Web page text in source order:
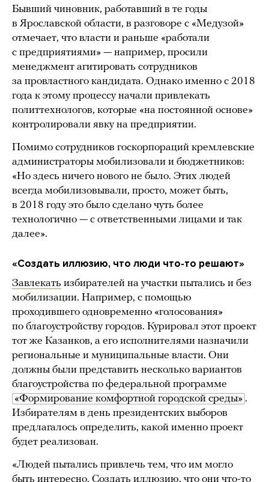
Бывший чиновник, работавший в те годы
в Ярославской области, в разговоре с «Медузой»
отмечает, что власти и раньше «работали
с предприятиями» — например, просили
менеджмент агитировать сотрудников
за провластного кандидата. Однако именно с 2018
года к этому процессу начали привлекать
политтехнологов, которые «на постоянной основе»
контролировали явку на предприятии.
Помимо сотрудников госкорпораций кремлевские
администраторы мобилизовали и бюджетников:
«Но здесь ничего нового не было. Этих людей
всегда мобилизовывали, просто, может быть,
в 2018 году это было сделано чуть более
технологично — с ответственными лицами и так
далее».
«Создать иллюзию, что люди что-то решают»
Завлекать избирателей на участки пытались и без
мобилизации. Например, с помощью
проходившего одновременно «голосования»
по благоустройству городов. Курировал этот проект
тот же Казанков, а его исполнителями назначили
региональные и муниципальные власти. Они
должны были представить несколько вариантов
благоустройства по федеральной программе
«Формирование комфортной городской среды» .
Избирателям в день президентских выборов
предлагалось определить, какой именно проект
будет реализован.
«Людей пытались привлечь тем, что им могло
быть интересно. Создать иллюзию, что они что-то